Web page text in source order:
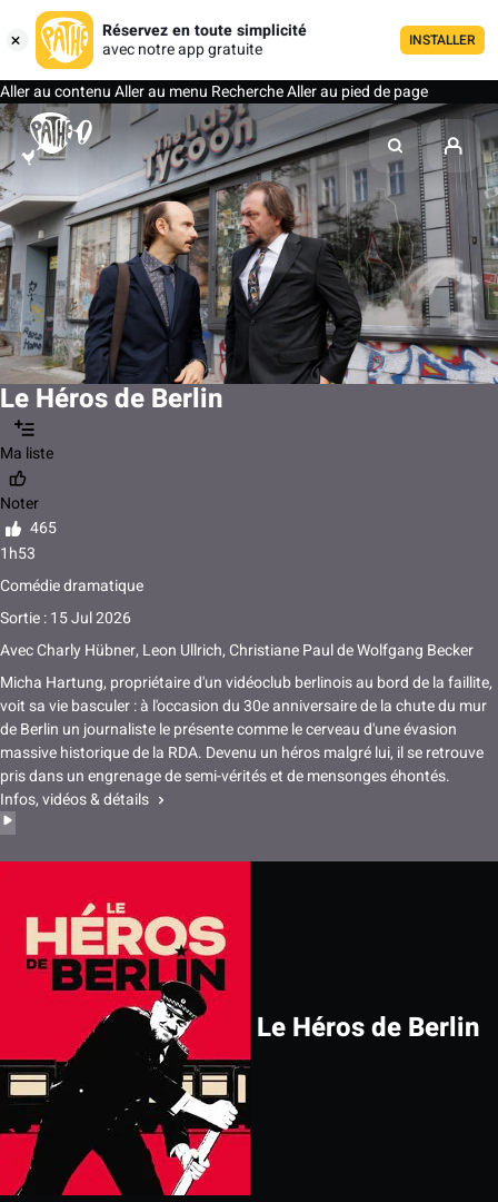
Réservez en toute simplicité
avec notre app gratuite
INSTALLER
Aller au contenuAller au menu RechercheAller au pied de page
Le Héros de Berlin
Ma liste
Noter
465
1h53
Comédie dramatique
Sortie : 15 Jul 2026
AvecCharly Hübner, Leon Ullrich,Christiane PauldeWolfgang Becker
Micha Hartung, propriétaire d'un vidéoclub berlinois au bord de la faillite,
voit sa vie basculer : à l'occasion du 30e anniversaire de la chute du mur
de Berlin un journaliste le présente comme le cerveau d'une évasion
massive historique de la RDA. Devenu un héros malgré lui, il se retrouve
pris dans un engrenage de semi-vérités et de mensonges éhontés.
Infos, vidéos & détails
Le Héros de Berlin